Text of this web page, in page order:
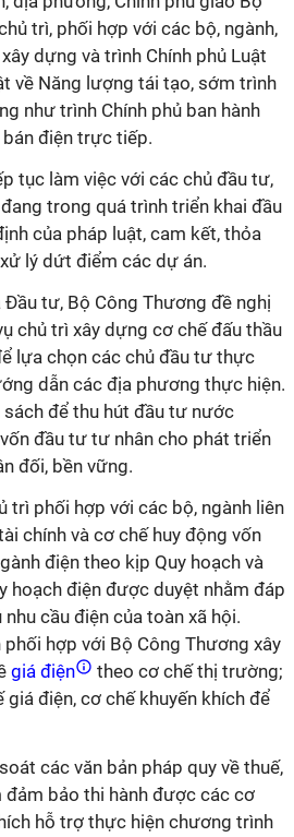
trì, phối hợp với các bộ, ngành,
dựng và trình Chính phủ Luật
về Năng lượng tái tạo, sớm trình
như trình Chính phủ ban hành
điện trực tiếp.
tục làm việc với các chủ đầu tư,
trong quá trình triển khai đầu
của pháp luật, cam kết, thỏa
lý dứt điểm các dự án.
tư, Bộ Công Thương đề nghị
chủ trì xây dựng cơ chế đấu thầu
lựa chọn các chủ đầu tư thực
dẫn các địa phương thực hiện.
để thu hút đầu tư nước
đầu tư tư nhân cho phát triển
đối, bền vững.
trì phối hợp với các bộ, ngành liên
chính và cơ chế huy động vốn
điện theo kịp Quy hoạch và
hoạch điện được duyệt nhằm đáp
cầu điện của toàn xã hội.
hợp với Bộ Công Thương xây
giá điện
theo cơ chế thị trường;
giá điện, cơ chế khuyến khích để
các văn bản pháp quy về thuế,
đảm bảo thi hành được các cơ
hỗ trợ thực hiện chương trình